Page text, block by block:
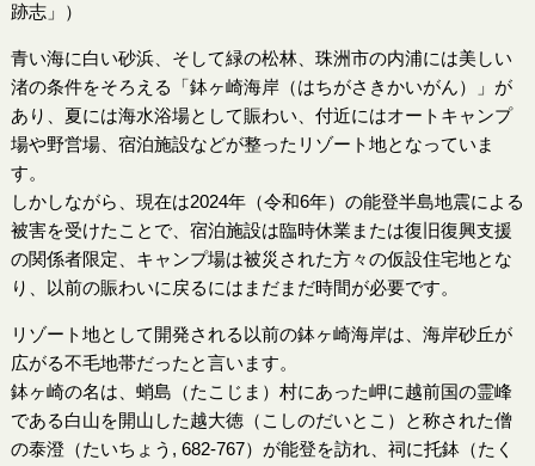
跡志」）
青い海に白い砂浜、そして緑の松林、珠洲市の内浦には美しい
渚の条件をそろえる「鉢ヶ崎海岸（はちがさきかいがん）」が
あり、夏には海水浴場として賑わい、付近にはオートキャンプ
場や野営場、宿泊施設などが整ったリゾート地となっていま
す。
しかしながら、現在は2024年（令和6年）の能登半島地震による
被害を受けたことで、宿泊施設は臨時休業または復旧復興支援
の関係者限定、キャンプ場は被災された方々の仮設住宅地とな
り、以前の賑わいに戻るにはまだまだ時間が必要です。
リゾート地として開発される以前の鉢ヶ崎海岸は、海岸砂丘が
広がる不毛地帯だったと言います。
鉢ヶ崎の名は、蛸島（たこじま）村にあった岬に越前国の霊峰
である白山を開山した越大徳（こしのだいとこ）と称された僧
の泰澄（たいちょう, 682-767）が能登を訪れ、祠に托鉢（たく